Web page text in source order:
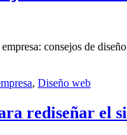
consejos de
, Diseño web
rediseñar el